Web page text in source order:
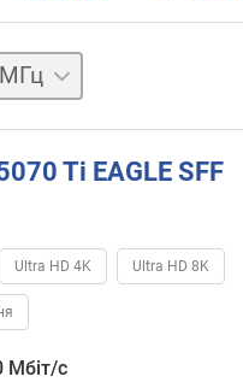
Ti EAGLE SFF
Ultra HD 4K Ultra HD 8K
Мбіт/с